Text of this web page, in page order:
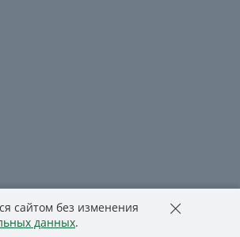
сайтом без изменения
данных.